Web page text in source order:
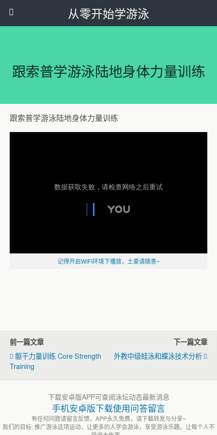
从零开始学游泳
跟索普学游泳陆地身体力量训练
跟索普学游泳陆地身体力量训练
记得开启WIFI环境下播放，土豪请随意~
前一篇文章
躯干力量训练 Core Strength
Training
下一篇文章
外教中级蛙泳和蝶泳技术分析
下载安卓版APP可查阅泳坛动态最新消息
手机安卓版下载使用问答留言
有任何问题请留言反馈，APP永久免费，请下载转发与分享~
我们的目标: 推广游泳这项运动，让更多的人学会游泳，享受游泳乐趣。让每个人不